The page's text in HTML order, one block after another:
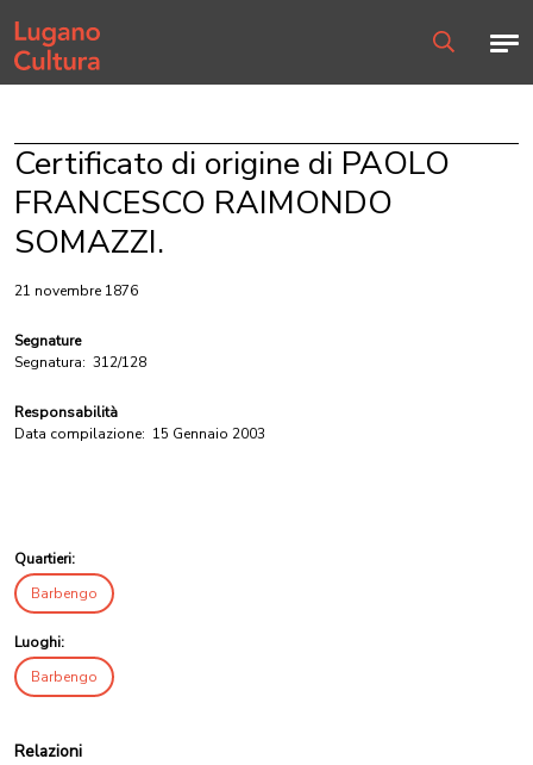
Home page
Certificato di origine di PAOLO
FRANCESCO RAIMONDO
SOMAZZI.
21 novembre 1876
Segnature
Segnatura: 312/128
Responsabilità
Data compilazione: 15 Gennaio 2003
Quartieri:
Barbengo
Luoghi:
Barbengo
Relazioni